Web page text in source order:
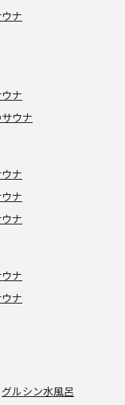
ナ
ナ
ウナ
ナ
ナ
ナ
ナ
ナ
グルシン水風呂